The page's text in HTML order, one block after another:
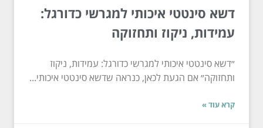
דשא סינטטי איכותי למגרשי כדורגל:
עמידות, ניקוז ותחזוקה
״דשא סינטטי איכותי למגרשי כדורגל: עמידות, ניקוז
ותחזוקה״ אם הגעת לכאן, כנראה שדשא סינטטי איכותי...
קרא עוד »